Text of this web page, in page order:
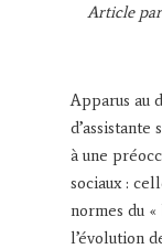
Article par
Apparus au
à une
sociaux :
normes du
l’évolution